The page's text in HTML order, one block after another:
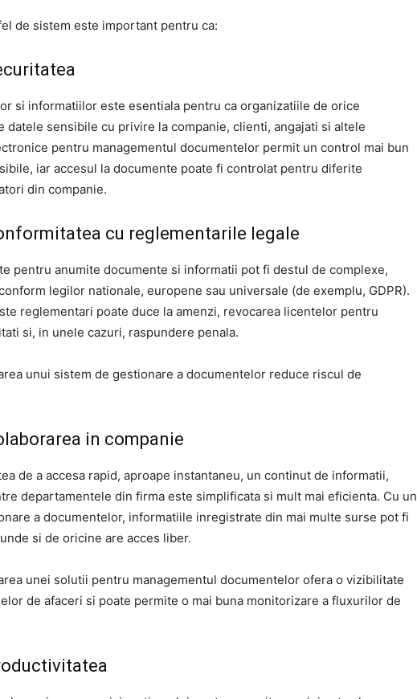
de sistem este important pentru ca:
si informatiilor este esentiala pentru ca organizatiile de orice
datele sensibile cu privire la companie, clienti, angajati si altele
pentru managementul documentelor permit un control mai bun
iar accesul la documente poate fi controlat pentru diferite
din companie.
cu reglementarile legale
pentru anumite documente si informatii pot fi destul de complexe,
legilor nationale, europene sau universale (de exemplu, GDPR).
reglementari poate duce la amenzi, revocarea licentelor pentru
si, in unele cazuri, raspundere penala.
unui sistem de gestionare a documentelor reduce riscul de
in companie
de a accesa rapid, aproape instantaneu, un continut de informatii,
departamentele din firma este simplificata si mult mai eficienta. Cu un
a documentelor, informatiile inregistrate din mai multe surse pot fi
si de oricine are acces liber.
unei solutii pentru managementul documentelor ofera o vizibilitate
de afaceri si poate permite o mai buna monitorizare a fluxurilor de